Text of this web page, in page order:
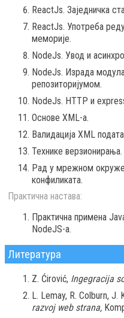
ReactJs. Заједничка
ReactJs. Употреба
меморије.
NodeJs. Увод и
NodeJs. Израда
репозиторијумом.
NodeJs. HTTP и
Основе XML-а.
Валидација XML
Технике
Рад у мрежном
конфиликата.
Практична настава:
Практична примена
NodeJS-a.
Литература
Z. Ćirović, Ingegracija
L. Lemay, R. Colburn, J.
razvoj web strana,